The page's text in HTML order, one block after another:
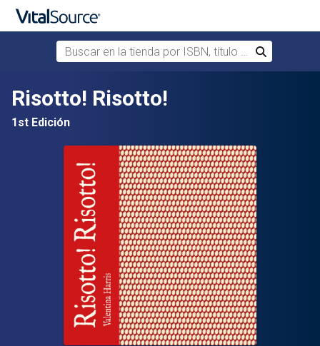
Saltar al contenido principal
Buscar en la tienda por ISBN, título o autor
Buscar
Risotto! Risotto!
1st Edición